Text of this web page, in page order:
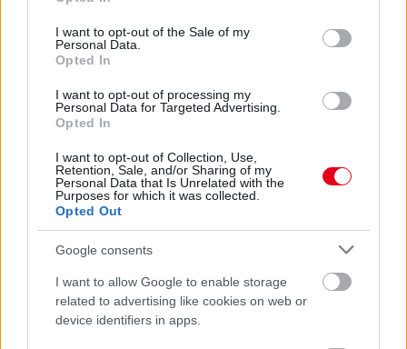
use your data for below specified purposes in below Google
consent section.
I want to opt-out of the Sale of my
Personal Data.
Opted In
I want to opt-out of processing my
Personal Data for Targeted Advertising.
Opted In
I want to opt-out of Collection, Use,
Retention, Sale, and/or Sharing of my
Personal Data that Is Unrelated with the
Purposes for which it was collected.
Opted Out
Google consents
I want to allow Google to enable storage
related to advertising like cookies on web or
device identifiers in apps.
3 órája
Hamarosan leáll az idei F1-es fejlesztésekkel a Cadillac